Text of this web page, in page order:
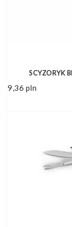
SCYZORYK
9,36 pln